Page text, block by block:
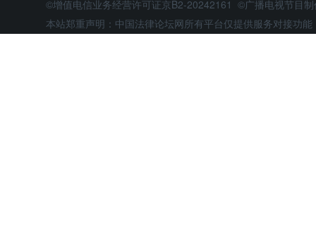
©增值电信业务经营许可证京B2-20242161 ©广播电视节目
本站郑重声明：中国法律论坛网所有平台仅提供服务对接功